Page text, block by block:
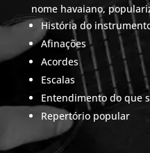
nome havaiano,
História do
Afinações
Acordes
Escalas
Entendimento do que
Repertório popular